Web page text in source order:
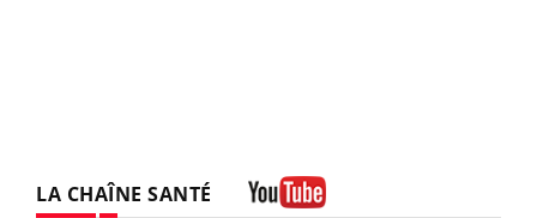
LA CHAÎNE SANTÉ